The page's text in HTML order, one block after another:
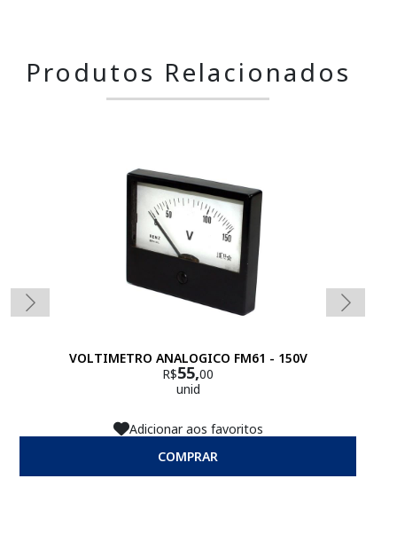
Produtos Relacionados
VOLTIMETRO ANALOGICO FM61 - 150V
R$55,00
unid
Adicionar aos favoritos
COMPRAR